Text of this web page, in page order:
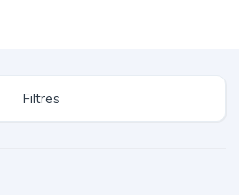
Filtres